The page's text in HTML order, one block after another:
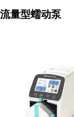
流量型蠕动泵